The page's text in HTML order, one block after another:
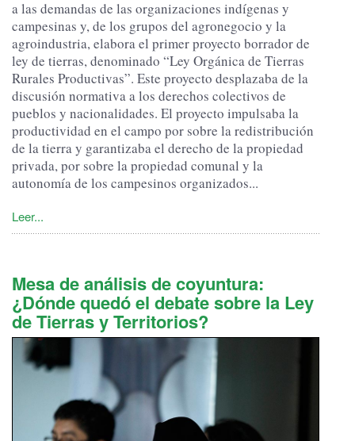
a las demandas de las organizaciones indígenas y
campesinas y, de los grupos del agronegocio y la
agroindustria, elabora el primer proyecto borrador de
ley de tierras, denominado “Ley Orgánica de Tierras
Rurales Productivas”. Este proyecto desplazaba de la
discusión normativa a los derechos colectivos de
pueblos y nacionalidades. El proyecto impulsaba la
productividad en el campo por sobre la redistribución
de la tierra y garantizaba el derecho de la propiedad
privada, por sobre la propiedad comunal y la
autonomía de los campesinos organizados...
Leer...
Mesa de análisis de coyuntura:
¿Dónde quedó el debate sobre la Ley
de Tierras y Territorios?